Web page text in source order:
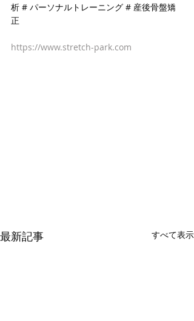
析 # パーソナルトレーニング # 産後骨盤矯
正
https://www.stretch-park.com
最新記事 すべて表示